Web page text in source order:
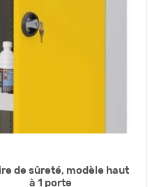
de sûreté, modèle haut
à 1 porte